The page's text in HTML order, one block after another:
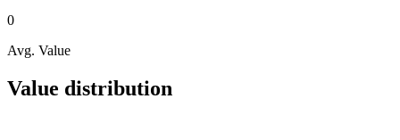
0
Avg. Value
Value distribution